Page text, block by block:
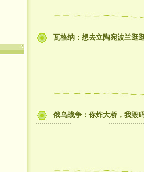
瓦格纳：想去立陶宛波兰逛
俄乌战争：你炸大桥，我毁